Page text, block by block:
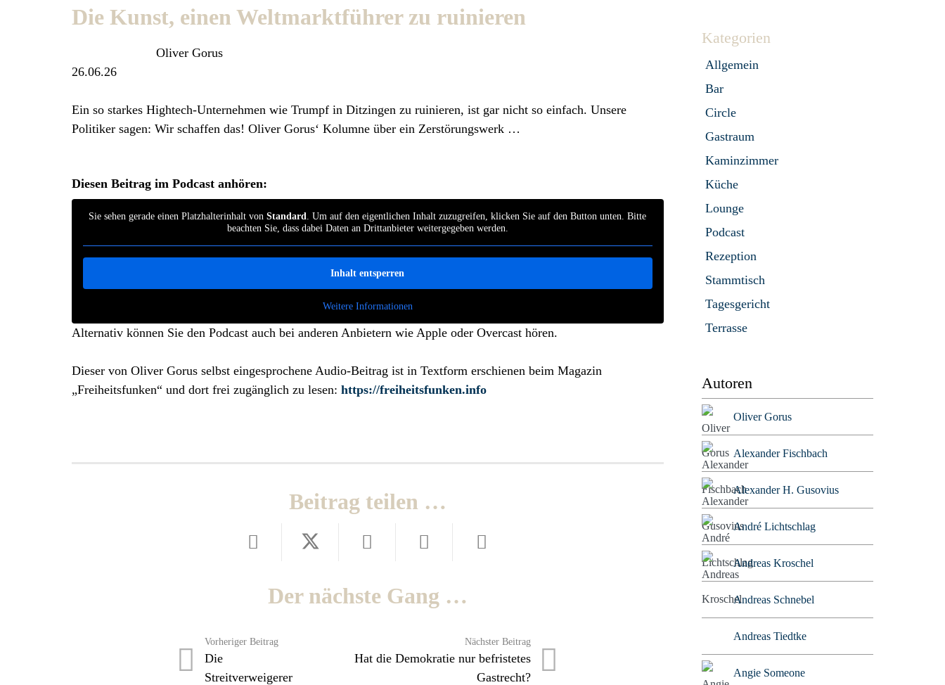
Die Kunst, einen Weltmarktführer zu ruinieren
Oliver Gorus
26.06.26
Ein so starkes Hightech-Unternehmen wie Trumpf in Ditzingen zu ruinieren, ist gar nicht so einfach. Unsere
Politiker sagen: Wir schaffen das! Oliver Gorus‘ Kolumne über ein Zerstörungswerk …
Diesen Beitrag im Podcast anhören:
Sie sehen gerade einen Platzhalterinhalt vonStandard. Um auf den eigentlichen Inhalt zuzugreifen, klicken Sie auf den Button unten. Bitte
beachten Sie, dass dabei Daten an Drittanbieter weitergegeben werden.
Inhalt entsperren
Weitere Informationen
Alternativ können Sie den Podcast auch bei anderen Anbietern wie Apple oder Overcast hören.
Dieser von Oliver Gorus selbst eingesprochene Audio-Beitrag ist in Textform erschienen beim Magazin
„Freiheitsfunken“ und dort frei zugänglich zu lesen: https://freiheitsfunken.info
Beitrag teilen …
Der nächste Gang …
Vorheriger Beitrag
Die
Streitverweigerer
Nächster Beitrag
Hat die Demokratie nur befristetes
Gastrecht?
Kategorien
Allgemein
Bar
Circle
Gastraum
Kaminzimmer
Küche
Lounge
Podcast
Rezeption
Stammtisch
Tagesgericht
Terrasse
Autoren
Oliver Gorus
Alexander Fischbach
Alexander H. Gusovius
André Lichtschlag
Andreas Kroschel
Andreas Schnebel
Andreas Tiedtke
Angie Someone